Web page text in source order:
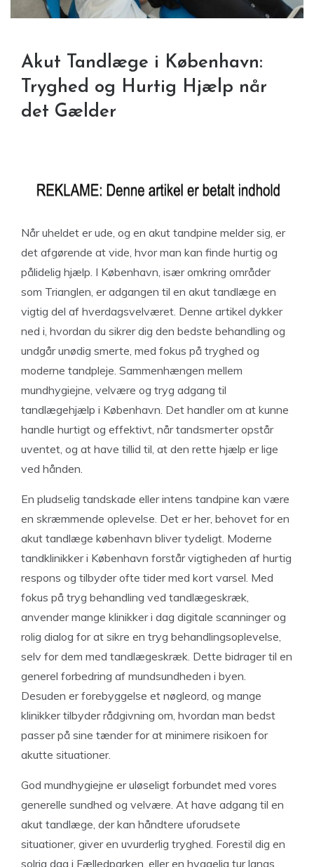
Akut Tandlæge i København:
Tryghed og Hurtig Hjælp når
det Gælder
Når uheldet er ude, og en akut tandpine melder sig, er
det afgørende at vide, hvor man kan finde hurtig og
pålidelig hjælp. I København, især omkring områder
som Trianglen, er adgangen til en akut tandlæge en
vigtig del af hverdagsvelværet. Denne artikel dykker
ned i, hvordan du sikrer dig den bedste behandling og
undgår unødig smerte, med fokus på tryghed og
moderne tandpleje. Sammenhængen mellem
mundhygiejne, velvære og tryg adgang til
tandlægehjælp i København. Det handler om at kunne
handle hurtigt og effektivt, når tandsmerter opstår
uventet, og at have tillid til, at den rette hjælp er lige
ved hånden.
En pludselig tandskade eller intens tandpine kan være
en skræmmende oplevelse. Det er her, behovet for en
akut tandlæge københavn bliver tydeligt. Moderne
tandklinikker i København forstår vigtigheden af hurtig
respons og tilbyder ofte tider med kort varsel. Med
fokus på tryg behandling ved tandlægeskræk,
anvender mange klinikker i dag digitale scanninger og
rolig dialog for at sikre en tryg behandlingsoplevelse,
selv for dem med tandlægeskræk. Dette bidrager til en
generel forbedring af mundsundheden i byen.
Desuden er forebyggelse et nøgleord, og mange
klinikker tilbyder rådgivning om, hvordan man bedst
passer på sine tænder for at minimere risikoen for
akutte situationer.
God mundhygiejne er uløseligt forbundet med vores
generelle sundhed og velvære. At have adgang til en
akut tandlæge, der kan håndtere uforudsete
situationer, giver en uvurderlig tryghed. Forestil dig en
solrig dag i Fælledparken, eller en hyggelig tur langs